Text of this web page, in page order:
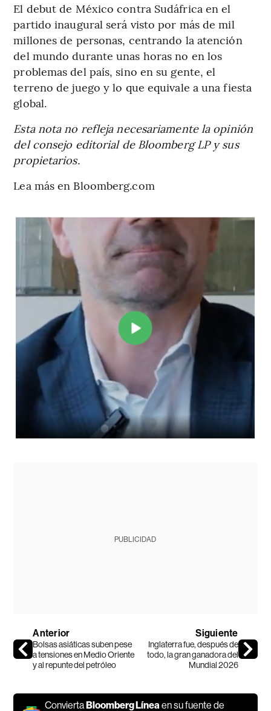
El debut de México contra Sudáfrica en el
partido inaugural será visto por más de mil
millones de personas, centrando la atención
del mundo durante unas horas no en los
problemas del país, sino en su gente, el
terreno de juego y lo que equivale a una fiesta
global.
Esta nota no refleja necesariamente la opinión
del consejo editorial de Bloomberg LP y sus
propietarios.
Lea más en Bloomberg.com
PUBLICIDAD
Anterior
Bolsas asiáticas suben pese
a tensiones en Medio Oriente
y al repunte del petróleo
Siguiente
Inglaterra fue, después de
todo, la gran ganadora del
Mundial 2026
Convierta Bloomberg Líneaen su fuente de